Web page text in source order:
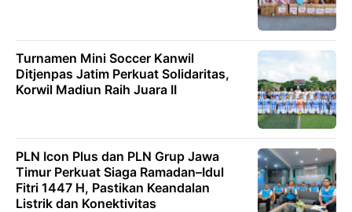
Turnamen Mini Soccer Kanwil
Ditjenpas Jatim Perkuat Solidaritas,
Korwil Madiun Raih Juara II
PLN Icon Plus dan PLN Grup Jawa
Timur Perkuat Siaga Ramadan–Idul
Fitri 1447 H, Pastikan Keandalan
Listrik dan Konektivitas